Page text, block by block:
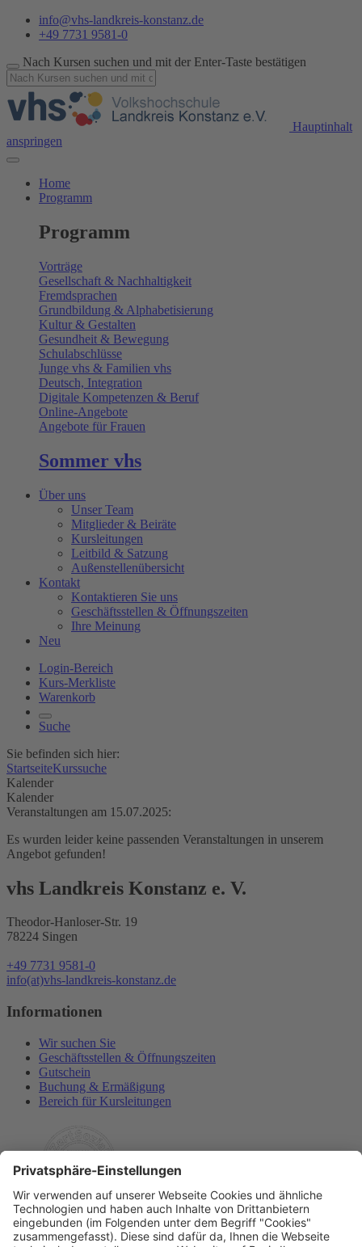
info@vhs-landkreis-konstanz.de
+49 7731 9581-0
Nach Kursen suchen und mit der Enter-Taste bestätigen
Hauptinhalt
anspringen
Home
Programm
Programm
Vorträge
Gesellschaft & Nachhaltigkeit
Fremdsprachen
Grundbildung & Alphabetisierung
Kultur & Gestalten
Gesundheit & Bewegung
Schulabschlüsse
Junge vhs & Familien vhs
Deutsch, Integration
Digitale Kompetenzen & Beruf
Online-Angebote
Angebote für Frauen
Sommer vhs
Über uns
Unser Team
Mitglieder & Beiräte
Kursleitungen
Leitbild & Satzung
Außenstellenübersicht
Kontakt
Kontaktieren Sie uns
Geschäftsstellen & Öffnungszeiten
Ihre Meinung
Neu
Login-Bereich
Kurs-Merkliste
Warenkorb
Suche
Sie befinden sich hier:
StartseiteKurssuche
Kalender
Kalender
Veranstaltungen am 15.07.2025:
Es wurden leider keine passenden Veranstaltungen in unserem
Angebot gefunden!
vhs Landkreis Konstanz e. V.
Theodor-Hanloser-Str. 19
78224 Singen
+49 7731 9581-0
info(at)vhs-landkreis-konstanz.de
Informationen
Wir suchen Sie
Geschäftsstellen & Öffnungszeiten
Gutschein
Buchung & Ermäßigung
Bereich für Kursleitungen
Rechtliches